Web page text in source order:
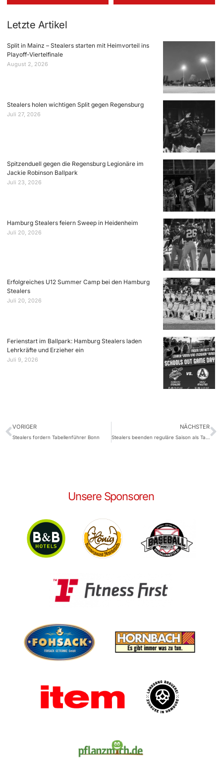
Letzte Artikel
Split in Mainz – Stealers starten mit Heimvorteil ins
Playoff-Viertelfinale
August 2, 2026
Stealers holen wichtigen Split gegen Regensburg
Juli 27, 2026
Spitzenduell gegen die Regensburg Legionäre im
Jackie Robinson Ballpark
Juli 23, 2026
Hamburg Stealers feiern Sweep in Heidenheim
Juli 20, 2026
Erfolgreiches U12 Summer Camp bei den Hamburg
Stealers
Juli 20, 2026
Ferienstart im Ballpark: Hamburg Stealers laden
Lehrkräfte und Erzieher ein
Juli 9, 2026
VORIGER
Stealers fordern Tabellenführer Bonn
NÄCHSTER
Unsere Sponsoren